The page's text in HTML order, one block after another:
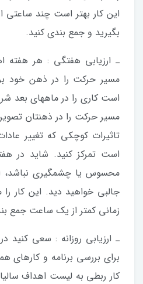
این کار بهتر است چند ساعتی
بگیرید و جمع بندی کنید.
ـ ارزیابی هفتگی : هر هفته
مسیر حرکت را در ذهن خود
است کاری را در ماههای بعد
مسیر حرکت را در ذهنتان
تاثیرات کوچکی که تغییر
است تمرکز کنید. شاید در
محسوس یا چشمگیری نباشد،
جالبی خواهید دید. این کار
زمانی کمتر از یک ساعت جمع
ـ ارزیابی روزانه : سعی کنید
برای بررسی برنامه و کارهای
کار ربطی به لیست اهداف